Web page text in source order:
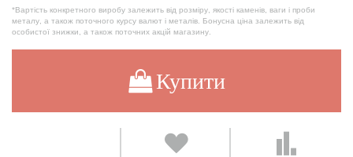
*Вартість конкретного виробу залежить від розміру, якості каменів, ваги і проби
металу, а також поточного курсу валют і металів. Бонусна ціна залежить від
особистої знижки, а також поточних акцій магазину.
Купити